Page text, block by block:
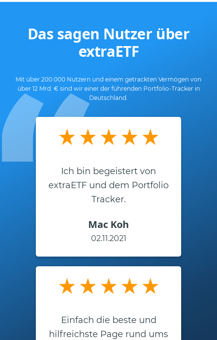
Das sagen Nutzer über
extraETF
Mit über 200.000 Nutzern und einem getrackten Vermögen von
über 12 Mrd. € sind wir einer der führenden Portfolio-Tracker in
Deutschland.
Ich bin begeistert von
extraETF und dem Portfolio
Tracker.
Mac Koh
02.11.2021
Einfach die beste und
hilfreichste Page rund ums